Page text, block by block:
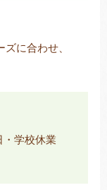
に合わせ、
学校休業